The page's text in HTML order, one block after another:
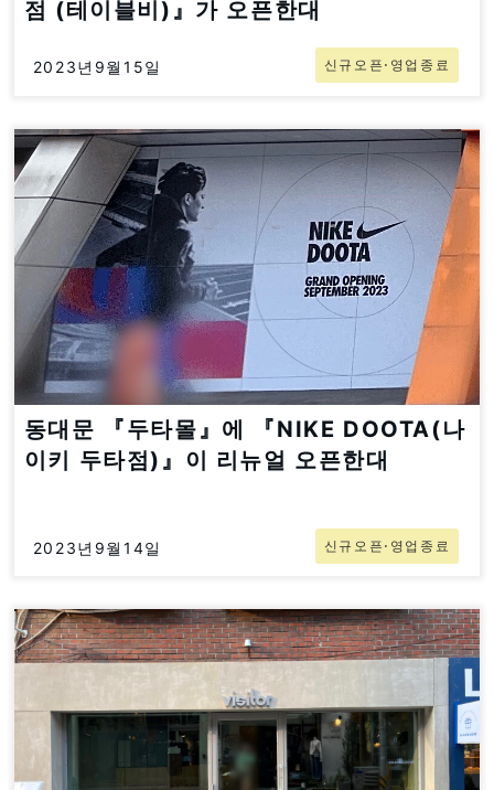
점 (테이블비)』가 오픈한대
2023년9월15일 신규오픈⋅영업종료
동대문 『두타몰』에 『NIKE DOOTA(나
이키 두타점)』이 리뉴얼 오픈한대
2023년9월14일 신규오픈⋅영업종료